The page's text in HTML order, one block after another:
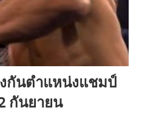
กันตำแหน่งแชมป์
กันยายน